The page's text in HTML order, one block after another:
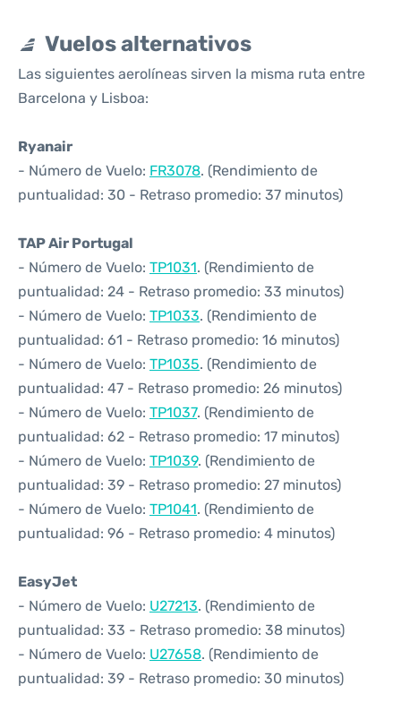
Vuelos alternativos
Las siguientes aerolíneas sirven la misma ruta entre
Barcelona y Lisboa:
Ryanair
- Número de Vuelo: FR3078. (Rendimiento de
puntualidad: 30 - Retraso promedio: 37 minutos)
TAP Air Portugal
- Número de Vuelo: TP1031. (Rendimiento de
puntualidad: 24 - Retraso promedio: 33 minutos)
- Número de Vuelo: TP1033. (Rendimiento de
puntualidad: 61 - Retraso promedio: 16 minutos)
- Número de Vuelo: TP1035. (Rendimiento de
puntualidad: 47 - Retraso promedio: 26 minutos)
- Número de Vuelo: TP1037. (Rendimiento de
puntualidad: 62 - Retraso promedio: 17 minutos)
- Número de Vuelo: TP1039. (Rendimiento de
puntualidad: 39 - Retraso promedio: 27 minutos)
- Número de Vuelo: TP1041. (Rendimiento de
puntualidad: 96 - Retraso promedio: 4 minutos)
EasyJet
- Número de Vuelo: U27213. (Rendimiento de
puntualidad: 33 - Retraso promedio: 38 minutos)
- Número de Vuelo: U27658. (Rendimiento de
puntualidad: 39 - Retraso promedio: 30 minutos)